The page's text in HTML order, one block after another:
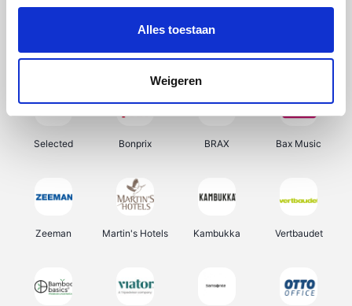
Alles toestaan
Weigeren
Samsung Delonghi Tennis Point My Jewellery
Selected Bonprix BRAX Bax Music
Zeeman Martin's Hotels Kambukka Vertbaudet